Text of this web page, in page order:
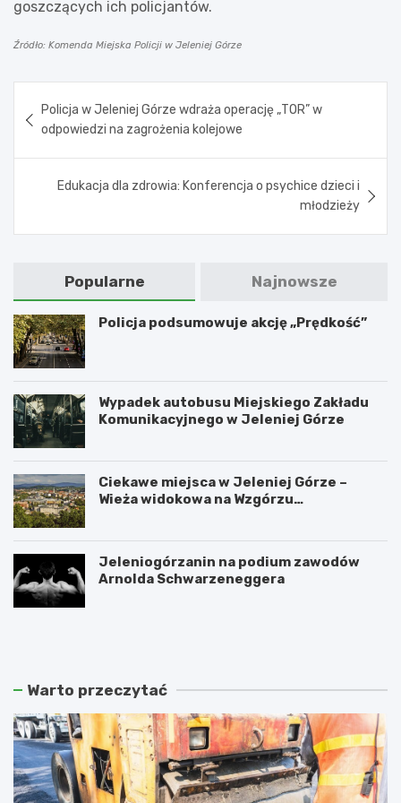
goszczących ich policjantów.
Źródło: Komenda Miejska Policji w Jeleniej Górze
wpisu
Policja w Jeleniej Górze wdraża operację „TOR” w
odpowiedzi na zagrożenia kolejowe
Edukacja dla zdrowia: Konferencja o psychice dzieci i
młodzieży
Popularne Najnowsze
Policja podsumowuje akcję „Prędkość”
Wypadek autobusu Miejskiego Zakładu
Komunikacyjnego w Jeleniej Górze
Ciekawe miejsca w Jeleniej Górze –
Wieża widokowa na Wzgórzu
Jeleniogórzanin na podium zawodów
Arnolda Schwarzeneggera
W
l
z
m
m
ł
o
S
r
k
a
P
o
r
Warto przeczytać